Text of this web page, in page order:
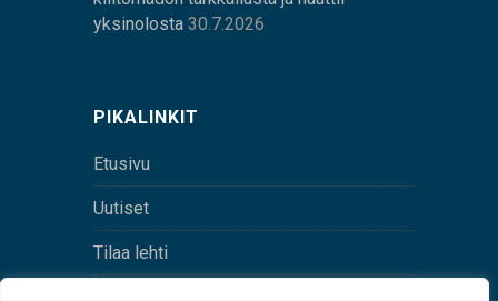
yksinolosta 30.7.2026
PIKALINKIT
Etusivu
Uutiset
Tilaa lehti